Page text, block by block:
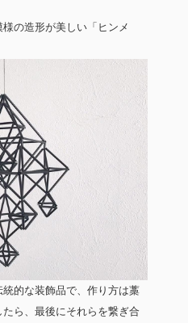
の造形が美しい「ヒンメ
的な装飾品で、作り方は藁
ら、最後にそれらを繋ぎ合